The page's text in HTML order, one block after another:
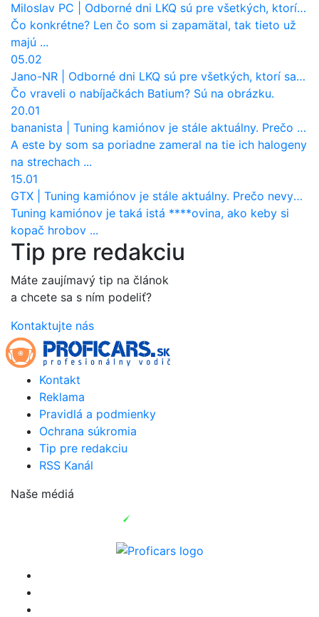
Miloslav PC
Odborné dni LKQ sú pre všetkých, ktorí sa chcú dozvedieť niečo viac
Čo konkrétne? Len čo som si zapamätal, tak tieto už
majú ...
05.02
Jano-NR
Odborné dni LKQ sú pre všetkých, ktorí sa chcú dozvedieť niečo viac
Čo vraveli o nabíjačkách Batium? Sú na obrázku.
20.01
bananista
Tuning kamiónov je stále aktuálny. Prečo nevyhynul ako pri osobákoch?
A este by som sa poriadne zameral na tie ich halogeny
na strechach ...
15.01
GTX
Tuning kamiónov je stále aktuálny. Prečo nevyhynul ako pri osobákoch?
Tuning kamiónov je taká istá ****ovina, ako keby si
kopač hrobov ...
Tip pre redakciu
Máte zaujímavý tip na článok
a chcete sa s ním podeliť?
Kontaktujte nás
Kontakt
Reklama
Pravidlá a podmienky
Ochrana súkromia
Tip pre redakciu
RSS Kanál
Naše médiá